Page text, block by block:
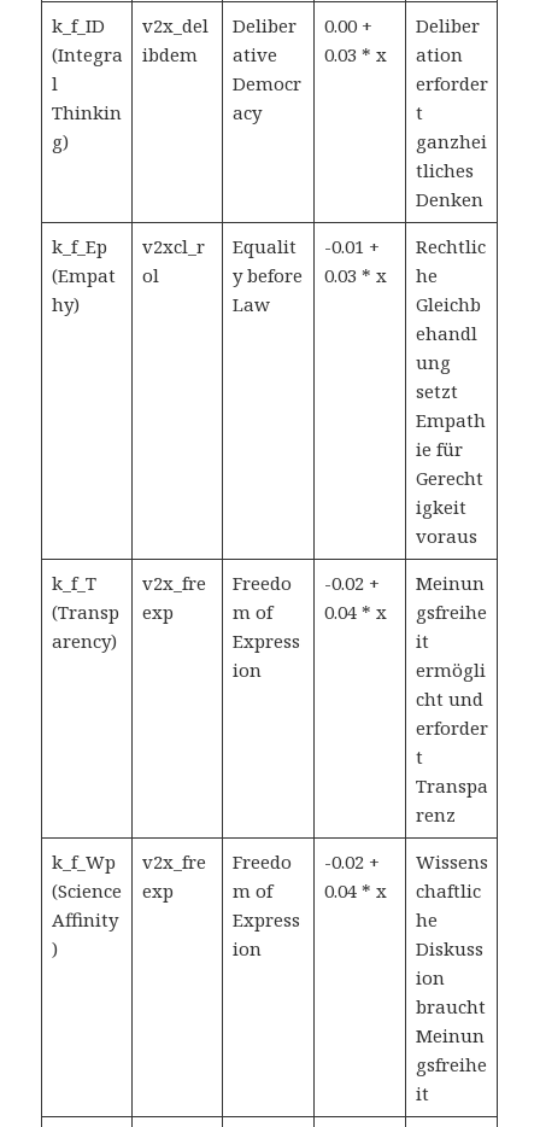
k_f_ID
(Integra
l
Thinkin
g)
v2x_del
ibdem
Deliber
ative
Democr
acy
0.00 +
0.03 * x
Deliber
ation
erforder
t
ganzhei
tliches
Denken
k_f_Ep
(Empat
hy)
v2xcl_r
ol
Equalit
y before
Law
-0.01 +
0.03 * x
Rechtlic
he
Gleichb
ehandl
ung
setzt
Empath
ie für
Gerecht
igkeit
voraus
k_f_T
(Transp
arency)
v2x_fre
exp
Freedo
m of
Express
ion
-0.02 +
0.04 * x
Meinun
gsfreihe
it
ermögli
cht und
erforder
t
Transpa
renz
k_f_Wp
(Science
Affinity
)
v2x_fre
exp
Freedo
m of
Express
ion
-0.02 +
0.04 * x
Wissens
chaftlic
he
Diskuss
ion
braucht
Meinun
gsfreihe
it